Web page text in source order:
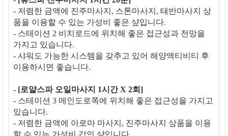
- 저렴한 금액에 진주마사지, 스톤마사지, 태반마사지 상
품을 이용할 수 있는 가성비 좋은 샾입니다.
- 스테이션 2 비치로드에 위치해 좋은 접근성과 전망을
가지고 있습니다.
- 샤워도 가능한 시스템을 갖추고 있어 해양액티비티 후
이용하시면 좋습니다.
- [로얄스파 오일마사지 1시간 X 2회]
- 스테이션 3 메인도로쪽에 위치해 좋은 접근성을 가지고
있습니다.
- 저렴한 금액에 아로마 마사지, 진주마사지 상품을 이용
할 수 있는 가성비 갑인 샾입니다.